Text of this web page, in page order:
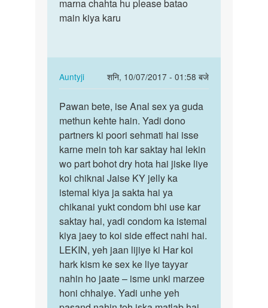
ji
biwi
by
Rakesh
ji
me
ki…
marna chahta hu please batao
main kiya karu
Auntyji
शनि, 10/07/2017 - 01:58 बजे
In
reply
to
Aunty
ji
me
apni
bibi
ki…
by
Pawan
Pawan
bete,
ise
Anal
sex
ya…
Pawan bete, ise Anal sex ya guda
methun kehte hain. Yadi dono
partners ki poori sehmati hai isse
karne mein toh kar saktay hai lekin
wo part bohot dry hota hai jiske liye
koi chiknai Jaise KY jelly ka
istemal kiya ja sakta hai ya
chikanai yukt condom bhi use kar
saktay hai, yadi condom ka istemal
kiya jaey to koi side effect nahi hai.
LEKIN, yeh jaan lijiye ki Har koi
hark kism ke sex ke liye tayyar
nahin ho jaate – isme unki marzee
honi chhaiye. Yadi unhe yeh